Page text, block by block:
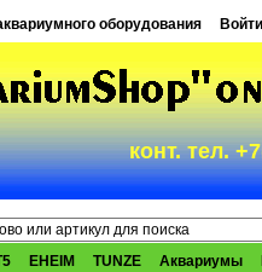
оборудования Войти
конт. тел.
EHEIM TUNZE Аквариумы